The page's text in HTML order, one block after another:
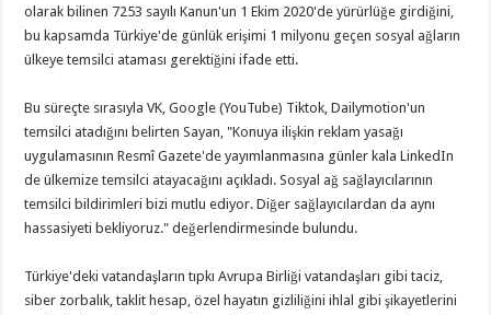
olarak bilinen 7253 sayılı Kanun'un 1 Ekim 2020'de yürürlüğe girdiğini,
bu kapsamda Türkiye'de günlük erişimi 1 milyonu geçen sosyal ağların
ülkeye temsilci ataması gerektiğini ifade etti.
Bu süreçte sırasıyla VK, Google (YouTube) Tiktok, Dailymotion'un
temsilci atadığını belirten Sayan, "Konuya ilişkin reklam yasağı
uygulamasının Resmî Gazete'de yayımlanmasına günler kala LinkedIn
de ülkemize temsilci atayacağını açıkladı. Sosyal ağ sağlayıcılarının
temsilci bildirimleri bizi mutlu ediyor. Diğer sağlayıcılardan da aynı
hassasiyeti bekliyoruz." değerlendirmesinde bulundu.
Türkiye'deki vatandaşların tıpkı Avrupa Birliği vatandaşları gibi taciz,
siber zorbalık, taklit hesap, özel hayatın gizliliğini ihlal gibi şikayetlerini